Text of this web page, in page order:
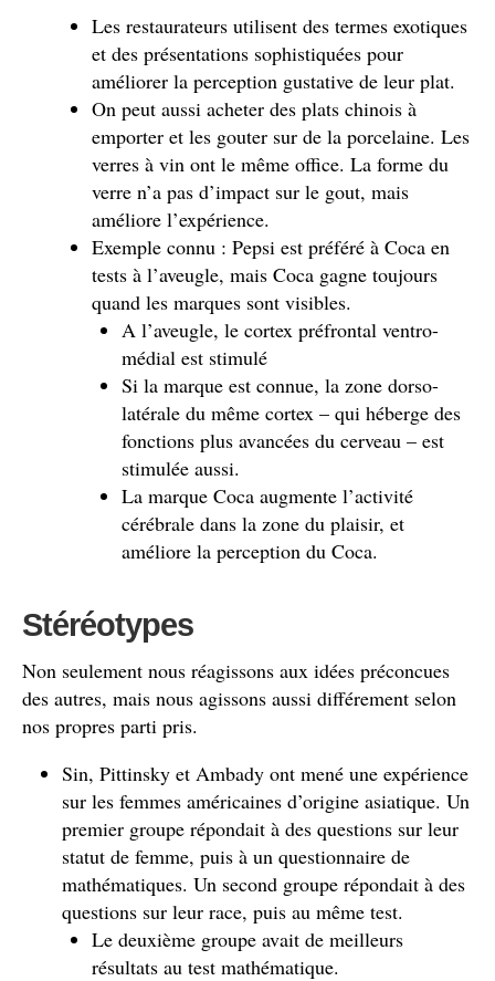
Les restaurateurs utilisent des termes exotiques
et des présentations sophistiquées pour
améliorer la perception gustative de leur plat.
On peut aussi acheter des plats chinois à
emporter et les gouter sur de la porcelaine. Les
verres à vin ont le même office. La forme du
verre n’a pas d’impact sur le gout, mais
améliore l’expérience.
Exemple connu : Pepsi est préféré à Coca en
tests à l’aveugle, mais Coca gagne toujours
quand les marques sont visibles.
A l’aveugle, le cortex préfrontal ventro-
médial est stimulé
Si la marque est connue, la zone dorso-
latérale du même cortex – qui héberge des
fonctions plus avancées du cerveau – est
stimulée aussi.
La marque Coca augmente l’activité
cérébrale dans la zone du plaisir, et
améliore la perception du Coca.
Stéréotypes
Non seulement nous réagissons aux idées préconcues
des autres, mais nous agissons aussi différement selon
nos propres parti pris.
Sin, Pittinsky et Ambady ont mené une expérience
sur les femmes américaines d’origine asiatique. Un
premier groupe répondait à des questions sur leur
statut de femme, puis à un questionnaire de
mathématiques. Un second groupe répondait à des
questions sur leur race, puis au même test.
Le deuxième groupe avait de meilleurs
résultats au test mathématique.